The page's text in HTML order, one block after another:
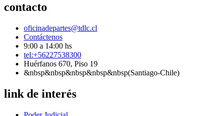
contacto
oficinadepartes@tdlc.cl
Contáctenos
9:00 a 14:00 hs
tel:+56227538300
Huérfanos 670, Piso 19
&nbsp&nbsp&nbsp&nbsp&nbsp(Santiago-Chile)
link de interés